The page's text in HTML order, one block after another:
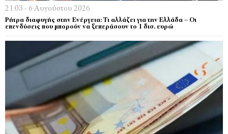
21:03 - 6 Αυγούστου 2026
Ρήτρα διαφυγής στην Ενέργεια: Τι αλλάζει για την Ελλάδα – Οι
επενδύσεις που μπορούν να ξεπεράσουν το 1 δισ. ευρώ